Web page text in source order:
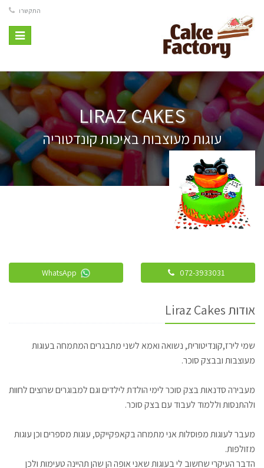
התקשרו
Toggle
LIRAZ CAKES
עוגות מעוצבות באיכות קונדטוריה
אודות Liraz Cakes
שמי לירז,קונדיטורית, נשואה ואמא לשני מתבגרים המתמחה בעוגות
מעוצבות ובבצק סוכר.
מעבירה סדנאות בצק סוכר לימי הולדת לילדים וגם למבוגרים שרוצים לחוות
ולהתנסות וללמוד לעבוד עם בצק סוכר.
מעבר לעוגות מפוסלות אני מתמחה בקאפקייקס, עוגות מספרים וכן עוגות
מזולפות.
הדבר העיקרי שחשוב לי בעוגות שאני אופה הן שהן תהיינה טעימות ולכן